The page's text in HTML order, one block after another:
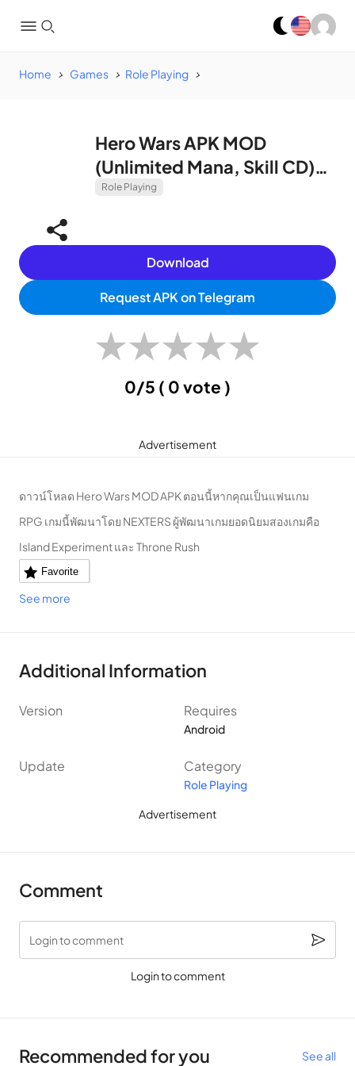
Home Games Role Playing
Hero Wars APK MOD
(Unlimited Mana, Skill CD)
v1.117.302
Role Playing
Download
Request APK on Telegram
★★★★★
0/5 ( 0 vote )
Advertisement
ดาวน์โหลด Hero Wars MOD APK ตอนนี้หากคุณเป็นแฟนเกม
RPG เกมนี้พัฒนาโดย NEXTERS ผู้พัฒนาเกมยอดนิยมสองเกมคือ
Island Experiment และ Throne Rush
Favorite
See more
Additional Information
Version Requires
Android
Update Category
Role Playing
Advertisement
Comment
Login to comment
Login to comment
Recommended for you See all